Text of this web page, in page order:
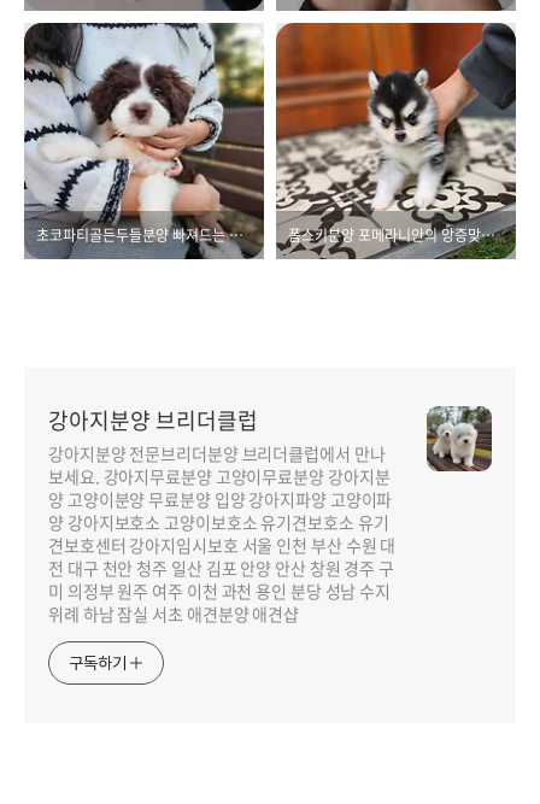
초코파티골든두들분양 빠져드는 모색 폼스키분양 포메라니안의 앙증맞음에 가까워졌어요
강아지분양 브리더클럽
강아지분양 전문브리더분양 브리더클럽에서 만나
보세요. 강아지무료분양 고양이무료분양 강아지분
양 고양이분양 무료분양 입양 강아지파양 고양이파
양 강아지보호소 고양이보호소 유기견보호소 유기
견보호센터 강아지임시보호 서울 인천 부산 수원 대
전 대구 천안 청주 일산 김포 안양 안산 창원 경주 구
미 의정부 원주 여주 이천 과천 용인 분당 성남 수지
위례 하남 잠실 서초 애견분양 애견샵
구독하기